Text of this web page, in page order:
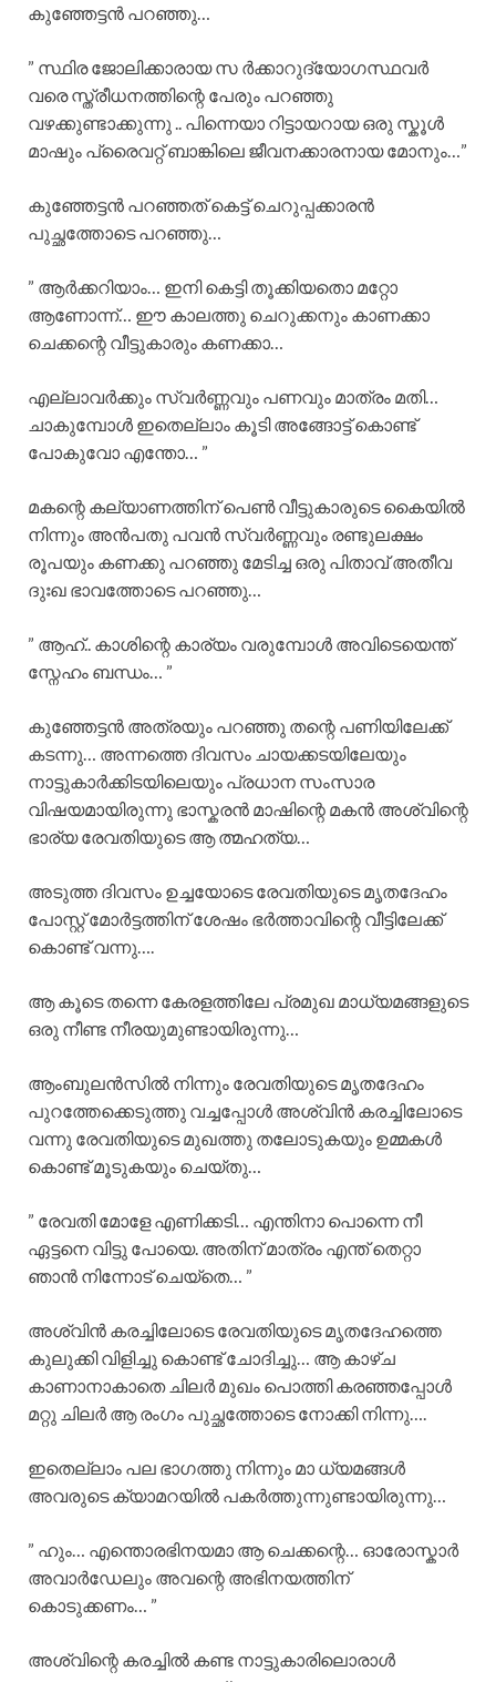
കുഞ്ഞേട്ടൻ പറഞ്ഞു…
” സ്ഥിര ജോലിക്കാരായ സ ർക്കാറുദ്യോഗസ്ഥവർ
വരെ സ്ത്രീധനത്തിന്റെ പേരും പറഞ്ഞു
വഴക്കുണ്ടാക്കുന്നു .. പിന്നെയാ റിട്ടായറായ ഒരു സ്കൂൾ
മാഷും പ്രൈവറ്റ് ബാങ്കിലെ ജീവനക്കാരനായ മോനും…”
കുഞ്ഞേട്ടൻ പറഞ്ഞത് കെട്ട് ചെറുപ്പക്കാരൻ
പുച്ഛത്തോടെ പറഞ്ഞു…
” ആർക്കറിയാം… ഇനി കെട്ടി തൂക്കിയതൊ മറ്റോ
ആണോന്ന്… ഈ കാലത്തു ചെറുക്കനും കാണക്കാ
ചെക്കന്റെ വീട്ടുകാരും കണക്കാ…
എല്ലാവർക്കും സ്വർണ്ണവും പണവും മാത്രം മതി…
ചാകുമ്പോൾ ഇതെല്ലാം കൂടി അങ്ങോട്ട്‌ കൊണ്ട്
പോകുവോ എന്തോ… ”
മകന്റെ കല്യാണത്തിന് പെൺ വീട്ടുകാരുടെ കൈയിൽ
നിന്നും അൻപതു പവൻ സ്വർണ്ണവും രണ്ടുലക്ഷം
രൂപയും കണക്കു പറഞ്ഞു മേടിച്ച ഒരു പിതാവ് അതീവ
ദുഃഖ ഭാവത്തോടെ പറഞ്ഞു…
” ആഹ്.. കാശിന്റെ കാര്യം വരുമ്പോൾ അവിടെയെന്ത്
സ്നേഹം ബന്ധം… ”
കുഞ്ഞേട്ടൻ അത്രയും പറഞ്ഞു തന്റെ പണിയിലേക്ക്
കടന്നു… അന്നത്തെ ദിവസം ചായക്കടയിലേയും
നാട്ടുകാർക്കിടയിലെയും പ്രധാന സംസാര
വിഷയമായിരുന്നു ഭാസ്കരൻ മാഷിന്റെ മകൻ അശ്വിന്റെ
ഭാര്യ രേവതിയുടെ ആ ത്മഹത്യ…
അടുത്ത ദിവസം ഉച്ചയോടെ രേവതിയുടെ മൃതദേഹം
പോസ്റ്റ്‌ മോർട്ടത്തിന് ശേഷം ഭർത്താവിന്റെ വീട്ടിലേക്ക്
കൊണ്ട് വന്നു….
ആ കൂടെ തന്നെ കേരളത്തിലേ പ്രമുഖ മാധ്യമങ്ങളുടെ
ഒരു നീണ്ട നീരയുമുണ്ടായിരുന്നു…
ആംബുലൻസിൽ നിന്നും രേവതിയുടെ മൃതദേഹം
പുറത്തേക്കെടുത്തു വച്ചപ്പോൾ അശ്വിൻ കരച്ചിലോടെ
വന്നു രേവതിയുടെ മുഖത്തു തലോടുകയും ഉമ്മകൾ
കൊണ്ട് മൂടുകയും ചെയ്തു…
” രേവതി മോളേ എണിക്കടി… എന്തിനാ പൊന്നെ നീ
ഏട്ടനെ വിട്ടു പോയെ. അതിന് മാത്രം എന്ത് തെറ്റാ
ഞാൻ നിന്നോട് ചെയ്തെ… ”
അശ്വിൻ കരച്ചിലോടെ രേവതിയുടെ മൃതദേഹത്തെ
കുലുക്കി വിളിച്ചു കൊണ്ട് ചോദിച്ചു… ആ കാഴ്ച
കാണാനാകാതെ ചിലർ മുഖം പൊത്തി കരഞ്ഞപ്പോൾ
മറ്റു ചിലർ ആ രംഗം പുച്ഛത്തോടെ നോക്കി നിന്നു….
ഇതെല്ലാം പല ഭാഗത്തു നിന്നും മാ ധ്യമങ്ങൾ
അവരുടെ ക്യാമറയിൽ പകർത്തുന്നുണ്ടായിരുന്നു…
” ഹും… എന്തൊരഭിനയമാ ആ ചെക്കന്റെ… ഓരോസ്കാർ
അവാർഡേലും അവന്റെ അഭിനയത്തിന്
കൊടുക്കണം… ”
അശ്വിന്റെ കരച്ചിൽ കണ്ട നാട്ടുകാരിലൊരാൾ